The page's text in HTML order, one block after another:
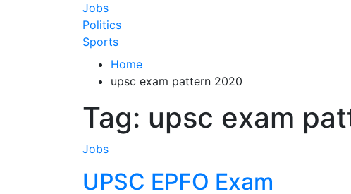
Jobs
Politics
Sports
Home
upsc exam pattern 2020
Tag: upsc exam
Jobs
UPSC EPFO Exam